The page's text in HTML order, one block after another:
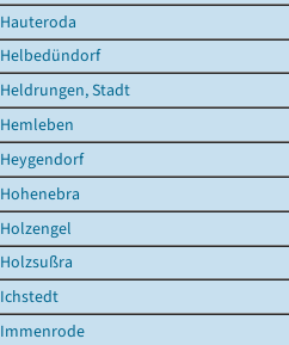
Hauteroda
Helbedündorf
Heldrungen, Stadt
Hemleben
Heygendorf
Hohenebra
Holzengel
Holzsußra
Ichstedt
Immenrode